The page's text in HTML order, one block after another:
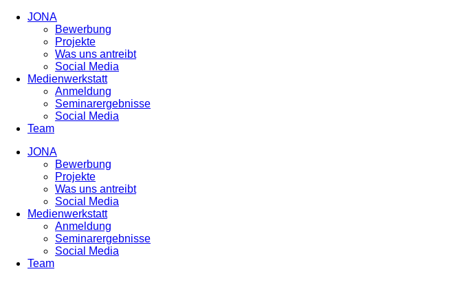
JONA
Bewerbung
Projekte
Was uns antreibt
Social Media
Medienwerkstatt
Anmeldung
Seminarergebnisse
Social Media
Team
JONA
Bewerbung
Projekte
Was uns antreibt
Social Media
Medienwerkstatt
Anmeldung
Seminarergebnisse
Social Media
Team